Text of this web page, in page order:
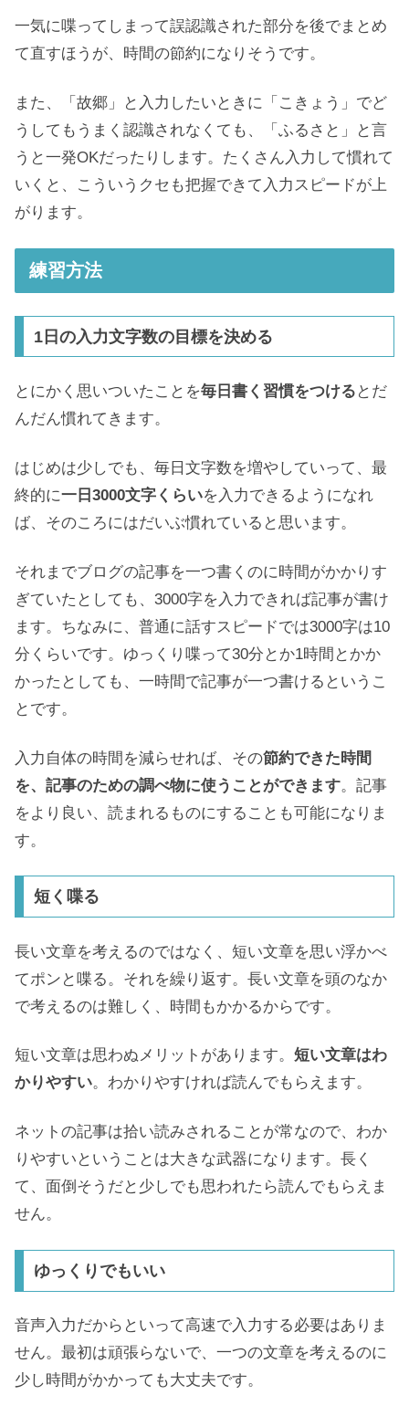
一気に喋ってしまって誤認識された部分を後でまとめ
て直すほうが、時間の節約になりそうです。
また、「故郷」と入力したいときに「こきょう」でど
うしてもうまく認識されなくても、「ふるさと」と言
うと一発OKだったりします。たくさん入力して慣れて
いくと、こういうクセも把握できて入力スピードが上
がります。
練習方法
1日の入力文字数の目標を決める
とにかく思いついたことを毎日書く習慣をつける とだ
んだん慣れてきます。
はじめは少しでも、毎日文字数を増やしていって、最
終的に一日3000文字くらいを入力できるようになれ
ば、そのころにはだいぶ慣れていると思います。
それまでブログの記事を一つ書くのに時間がかかりす
ぎていたとしても、3000字を入力できれば記事が書け
ます。ちなみに、普通に話すスピードでは3000字は10
分くらいです。ゆっくり喋って30分とか1時間とかか
かったとしても、一時間で記事が一つ書けるというこ
とです。
入力自体の時間を減らせれば、その節約できた時間
を、記事のための調べ物に使うことができます。記事
をより良い、読まれるものにすることも可能になりま
す。
短く喋る
長い文章を考えるのではなく、短い文章を思い浮かべ
てポンと喋る。それを繰り返す。長い文章を頭のなか
で考えるのは難しく、時間もかかるからです。
短い文章は思わぬメリットがあります。 短い文章はわ
かりやすい。わかりやすければ読んでもらえます。
ネットの記事は拾い読みされることが常なので、わか
りやすいということは大きな武器になります。長く
て、面倒そうだと少しでも思われたら読んでもらえま
せん。
ゆっくりでもいい
音声入力だからといって高速で入力する必要はありま
せん。最初は頑張らないで、一つの文章を考えるのに
少し時間がかかっても大丈夫です。